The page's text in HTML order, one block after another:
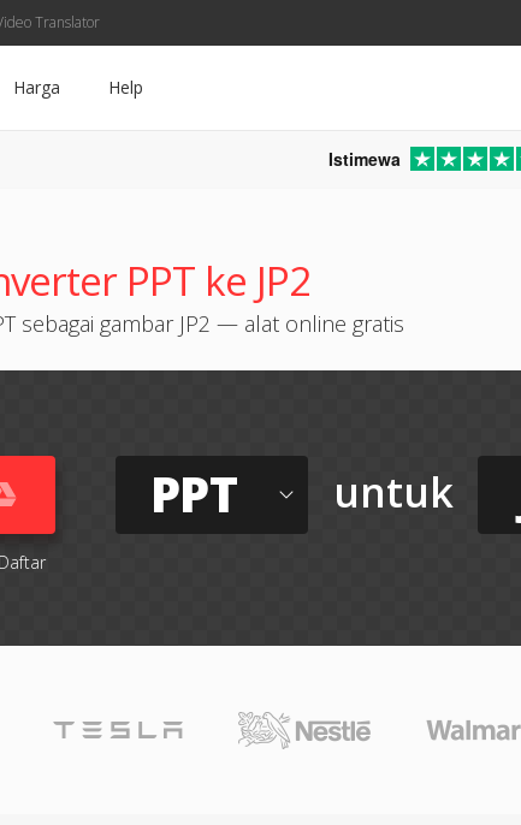
Translator
Harga Help
Istimewa
PPT ke JP2
sebagai gambar JP2 — alat online gratis
Daftar
PPT untuk